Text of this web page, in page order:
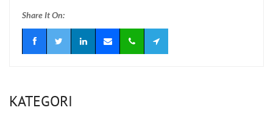
Share It On:
KATEGORI